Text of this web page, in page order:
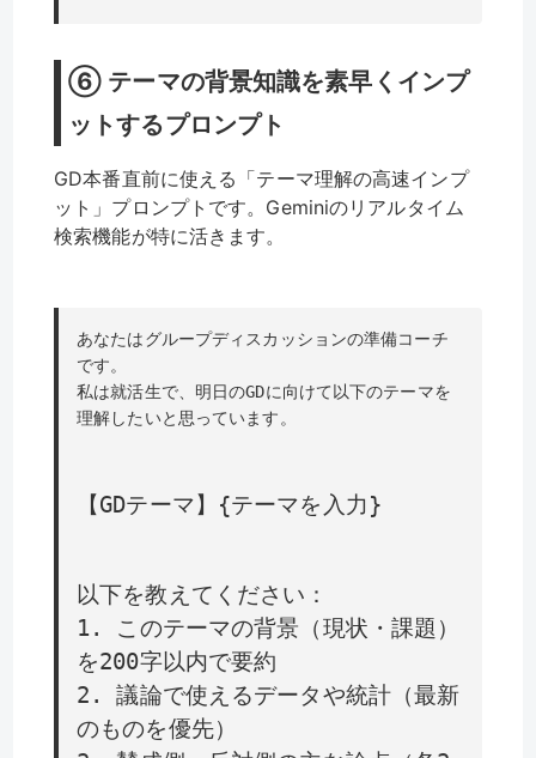
⑥ テーマの背景知識を素早くインプ
ットするプロンプト
GD本番直前に使える「テーマ理解の高速インプ
ット」プロンプトです。Geminiのリアルタイム
検索機能が特に活きます。
あなたはグループディスカッションの準備コーチ
です。
私は就活生で、明日のGDに向けて以下のテーマを
理解したいと思っています。
【GDテーマ】{テーマを入力}
以下を教えてください：
1. このテーマの背景（現状・課題）
を200字以内で要約
2. 議論で使えるデータや統計（最新
のものを優先）